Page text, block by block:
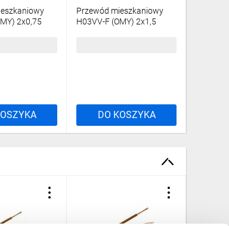
2x0,75
Przewód mieszkaniowy
H03VV-F (OMY) 2x1,5
DO KOSZYKA